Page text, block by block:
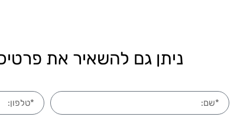
ניתן גם להשאיר את